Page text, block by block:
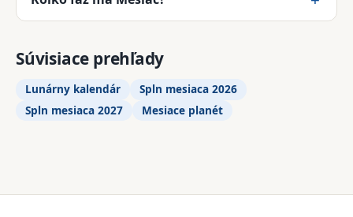
Súvisiace prehľady
Lunárny kalendár
Spln mesiaca 2026
Spln mesiaca 2027
Mesiace planét